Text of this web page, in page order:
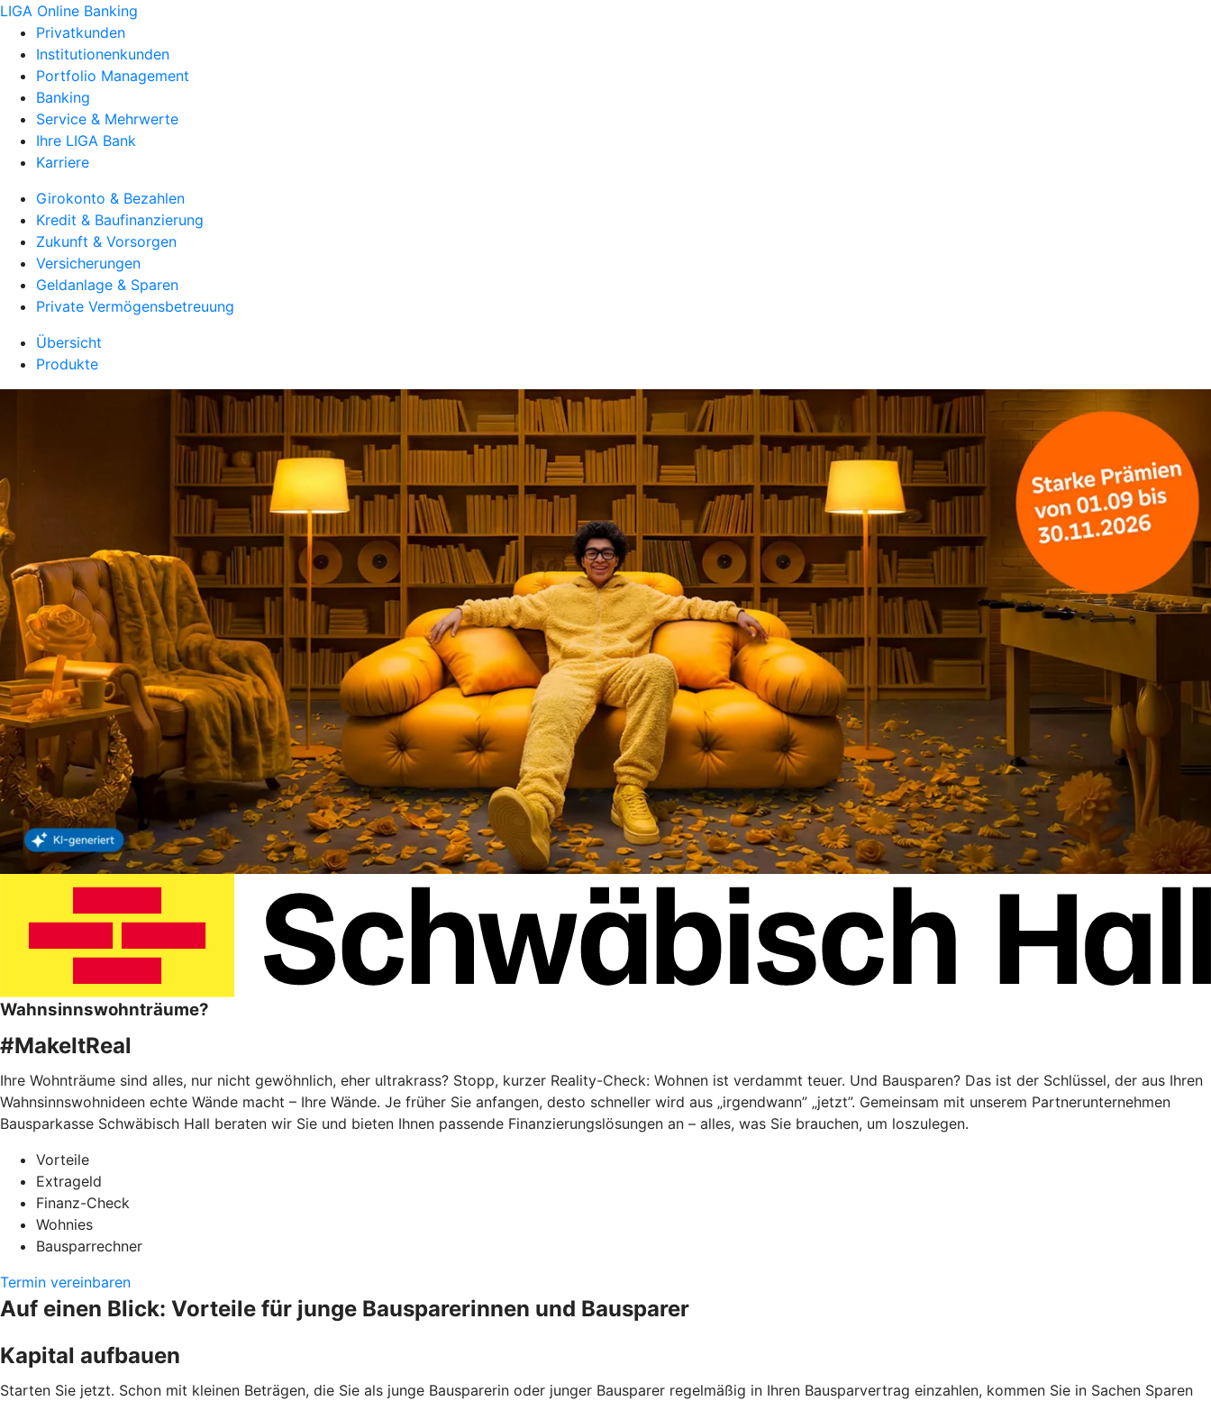
LIGA Online Banking
Privatkunden
Institutionenkunden
Portfolio Management
Banking
Service & Mehrwerte
Ihre LIGA Bank
Karriere
Girokonto & Bezahlen
Kredit & Baufinanzierung
Zukunft & Vorsorgen
Versicherungen
Geldanlage & Sparen
Private Vermögensbetreuung
Übersicht
Produkte
Wahnsinnswohnträume?
#MakeItReal
Ihre Wohnträume sind alles, nur nicht gewöhnlich, eher ultrakrass? Stopp, kurzer Reality-Check: Wohnen ist verdammt teuer. Und Bausparen? Das ist der Schlüssel, der aus Ihren
Wahnsinnswohnideen echte Wände macht – Ihre Wände. Je früher Sie anfangen, desto schneller wird aus „irgendwann” „jetzt”. Gemeinsam mit unserem Partnerunternehmen
Bausparkasse Schwäbisch Hall beraten wir Sie und bieten Ihnen passende Finanzierungslösungen an – alles, was Sie brauchen, um loszulegen.
Vorteile
Extrageld
Finanz-Check
Wohnies
Bausparrechner
Termin vereinbaren
Auf einen Blick: Vorteile für junge Bausparerinnen und Bausparer
Kapital aufbauen
Starten Sie jetzt. Schon mit kleinen Beträgen, die Sie als junge Bausparerin oder junger Bausparer regelmäßig in Ihren Bausparvertrag einzahlen, kommen Sie in Sachen Sparen